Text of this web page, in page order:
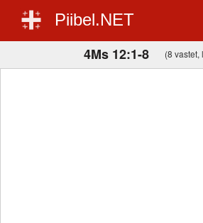
Piibel.NET
4Ms 12:1-8 (8 vastet,